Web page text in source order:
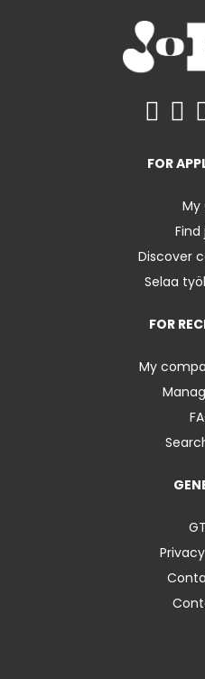
FOR
My
Find
Discover
Selaa
FOR
My